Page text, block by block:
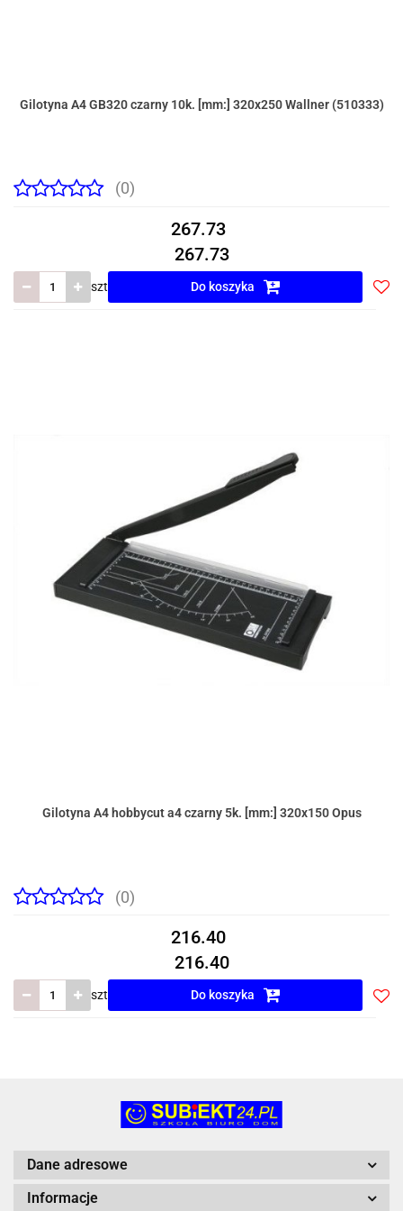
Gilotyna A4 GB320 czarny 10k. [mm:] 320x250 Wallner (510333)
(0)
267.73
267.73
szt Do koszyka
Gilotyna A4 hobbycut a4 czarny 5k. [mm:] 320x150 Opus
(0)
216.40
216.40
szt Do koszyka
Dane adresowe
Informacje